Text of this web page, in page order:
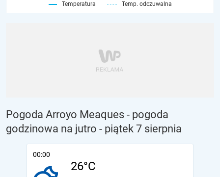
Temperatura Temp. odczuwalna
Pogoda Arroyo Meaques - pogoda
godzinowa na jutro - piątek 7 sierpnia
00:00
26°C